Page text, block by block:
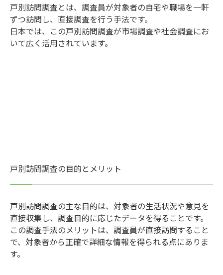
戸別訪問調査とは、調査員が対象者の自宅や職場を一軒
ずつ訪問し、直接調査を行う手法です。
日本では、この戸別訪問調査が市場調査や社会調査にお
いて広く活用されています。
戸別訪問調査の目的とメリット
戸別訪問調査の主な目的は、対象者の生活状況や意見を
直接収集し、調査目的に応じたデータを得ることです。
この調査手法のメリットは、調査員が直接訪問すること
で、対象者から正確で詳細な情報を得られる点にありま
す。